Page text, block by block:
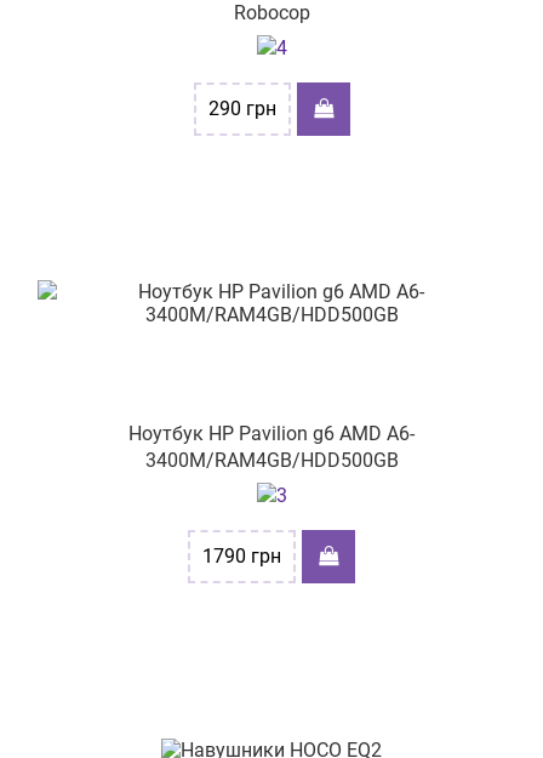
Robocop
290 грн
Ноутбук HP Pavilion g6 AMD A6-
3400M/RAM4GB/HDD500GB
1790 грн